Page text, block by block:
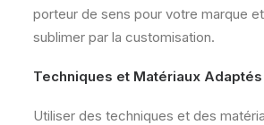
porteur de sens pour votre marque
sublimer par la customisation.
Techniques et Matériaux Adaptés
Utiliser des techniques et des